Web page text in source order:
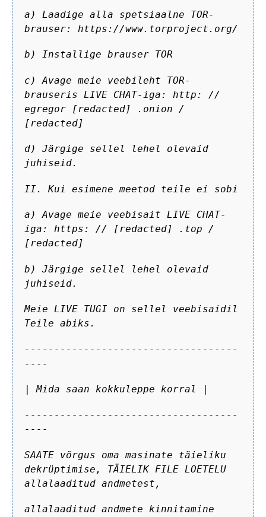
a) Laadige alla spetsiaalne TOR-
brauser: https://www.torproject.org/
b) Installige brauser TOR
c) Avage meie veebileht TOR-
brauseris LIVE CHAT-iga: http: //
egregor [redacted] .onion /
[redacted]
d) Järgige sellel lehel olevaid
juhiseid.
II. Kui esimene meetod teile ei sobi
a) Avage meie veebisait LIVE CHAT-
iga: https: // [redacted] .top /
[redacted]
b) Järgige sellel lehel olevaid
juhiseid.
Meie LIVE TUGI on sellel veebisaidil
Teile abiks.
------------------------------------
----
| Mida saan kokkuleppe korral |
------------------------------------
----
SAATE võrgus oma masinate täieliku
dekrüptimise, TÄIELIK FILE LOETELU
allalaaditud andmetest,
allalaaditud andmete kinnitamine